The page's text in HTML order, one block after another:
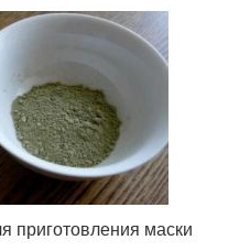
приготовления маски